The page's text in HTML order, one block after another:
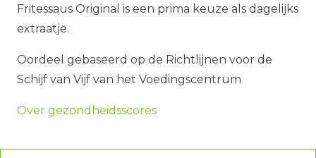
Fritessaus Original is een prima keuze als dagelijks
extraatje.
Oordeel gebaseerd op de Richtlijnen voor de
Schijf van Vijf van het Voedingscentrum
Over gezondheidsscores